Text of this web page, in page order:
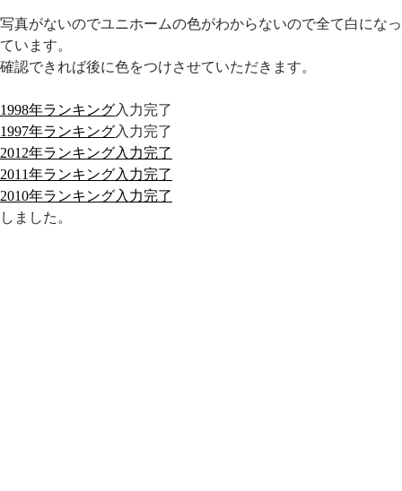
写真がないのでユニホームの色がわからないので全て白になっ
ています。
確認できれば後に色をつけさせていただきます。
1998年ランキング入力完了
1997年ランキング入力完了
2012年ランキング入力完了
2011年ランキング入力完了
2010年ランキング入力完了
しました。